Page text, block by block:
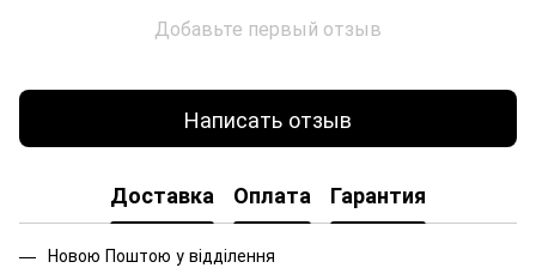
Добавьте первый отзыв
Написать отзыв
Доставка Оплата Гарантия
Новою Поштою у відділення